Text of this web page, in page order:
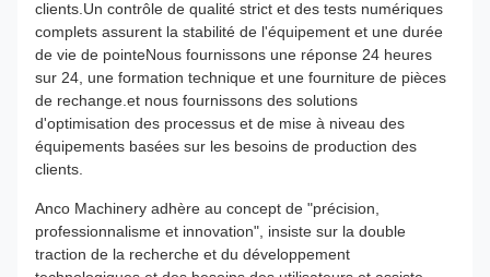
clients.Un contrôle de qualité strict et des tests numériques
complets assurent la stabilité de l'équipement et une durée
de vie de pointeNous fournissons une réponse 24 heures
sur 24, une formation technique et une fourniture de pièces
de rechange.et nous fournissons des solutions
d'optimisation des processus et de mise à niveau des
équipements basées sur les besoins de production des
clients.
Anco Machinery adhère au concept de "précision,
professionnalisme et innovation", insiste sur la double
traction de la recherche et du développement